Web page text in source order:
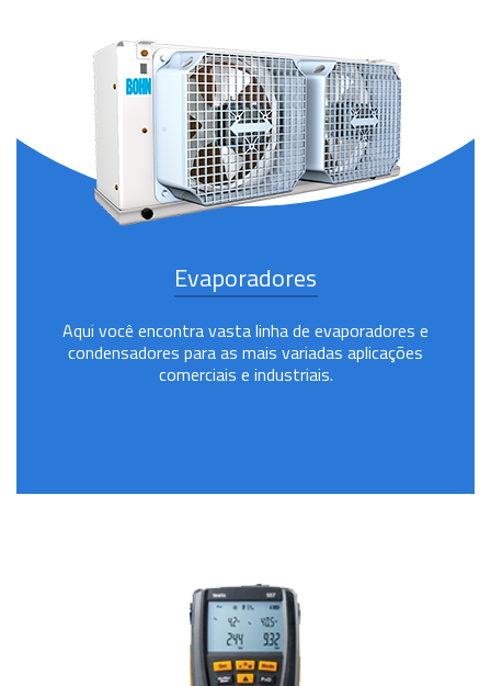
Evaporadores
Aqui você encontra vasta linha de evaporadores e
condensadores para as mais variadas aplicações
comerciais e industriais.